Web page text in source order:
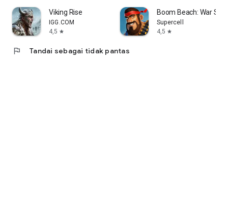
Viking Rise
IGG.COM
4,5 star
Boom Beach: War
Supercell
4,5 star
flag Tandai sebagai tidak pantas